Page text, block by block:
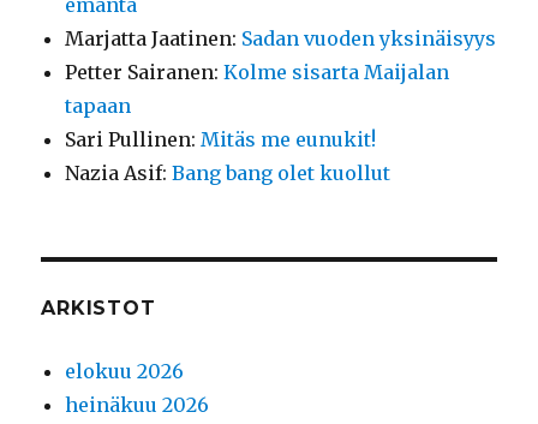
emäntä
Marjatta Jaatinen: Sadan vuoden yksinäisyys
Petter Sairanen:Kolme sisarta Maijalan
tapaan
Sari Pullinen:Mitäs me eunukit!
Nazia Asif:Bang bang olet kuollut
ARKISTOT
elokuu 2026
heinäkuu 2026